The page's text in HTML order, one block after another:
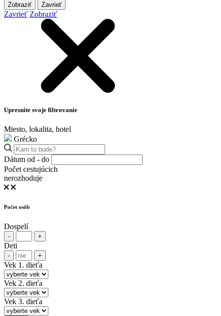
Zobraziť Zavrieť
Zavrieť Zobraziť
Upresnite svoje filtrovanie
Miesto, lokalita, hotel
Grécko
Dátum od - do
Počet cestujúcich
nerozhoduje
Počet osôb
Dospelí
- +
Deti
- +
Vek 1. dieťa
Vek 2. dieťa
Vek 3. dieťa